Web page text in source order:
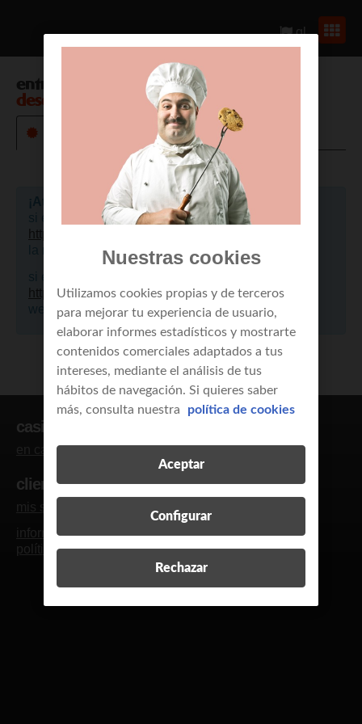
gl
entrar en
envío de mensajes a móviles
desde web
si eres un cliente de empresa, por favor pulsa aquí
https://portalclientes.mundo-r.com
la nueva web.
https://mi.mundo-r.com, para acceder a la nueva
casi clientes
en casa empresas y autónomos
clientes
blog y revistaR
información legal
calidad de servicio
política de cookies
política de privacidad
Nuestras cookies
Utilizamos cookies propias y de terceros
para mejorar tu experiencia de usuario,
elaborar informes estadísticos y mostrarte
contenidos comerciales adaptados a tus
intereses, mediante el análisis de tus
hábitos de navegación. Si quieres saber
más, consulta nuestra política de cookies
Configurar
Rechazar
Aceptar